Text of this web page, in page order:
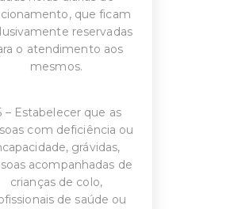
que ficam
reservadas
o atendimento aos
mesmos.
– Estabelecer que as
com deficiência ou
grávidas,
acompanhadas de
crianças de colo,
de saúde ou